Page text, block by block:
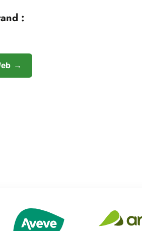
: